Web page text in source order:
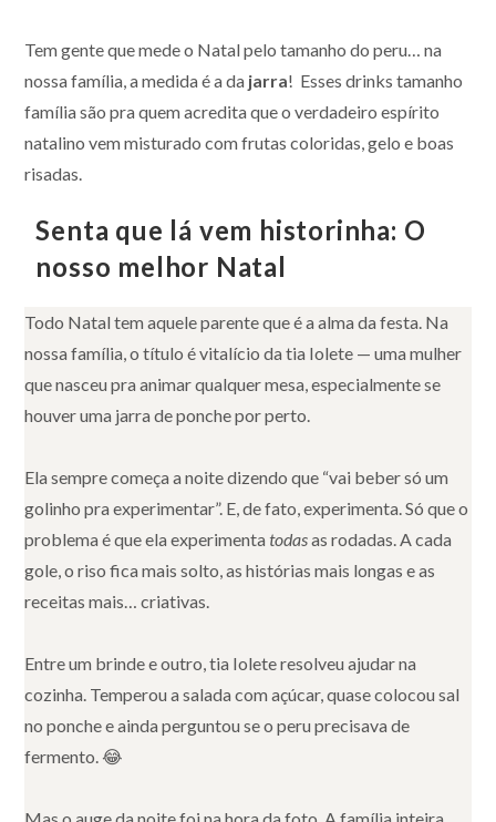
Tem gente que mede o Natal pelo tamanho do peru… na
nossa família, a medida é a da jarra! Esses drinks tamanho
família são pra quem acredita que o verdadeiro espírito
natalino vem misturado com frutas coloridas, gelo e boas
risadas.
Senta que lá vem historinha: O
nosso melhor Natal
Todo Natal tem aquele parente que é a alma da festa. Na
nossa família, o título é vitalício da tia Iolete — uma mulher
que nasceu pra animar qualquer mesa, especialmente se
houver uma jarra de ponche por perto.
Ela sempre começa a noite dizendo que “vai beber só um
golinho pra experimentar”. E, de fato, experimenta. Só que o
problema é que ela experimentatodasas rodadas. A cada
gole, o riso fica mais solto, as histórias mais longas e as
receitas mais… criativas.
Entre um brinde e outro, tia Iolete resolveu ajudar na
cozinha. Temperou a salada com açúcar, quase colocou sal
no ponche e ainda perguntou se o peru precisava de
fermento. 😂